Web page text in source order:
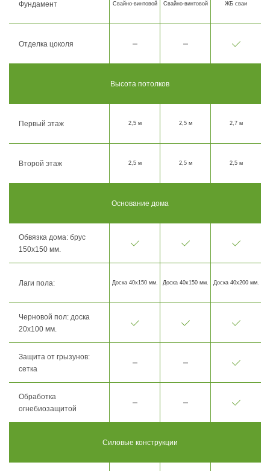
Фундамент Свайно-винтовой Свайно-винтовой ЖБ сваи
Отделка цоколя
Высота потолков
Первый этаж 2,5 м 2,5 м 2,7 м
Второй этаж 2,5 м 2,5 м 2,5 м
Основание дома
Обвязка дома: брус
150х150 мм.
Лаги пола: Доска 40х150 мм. Доска 40х150 мм. Доска 40х200 мм.
Черновой пол: доска
20х100 мм.
Защита от грызунов:
сетка
Обработка
огнебиозащитой
Силовые конструкции